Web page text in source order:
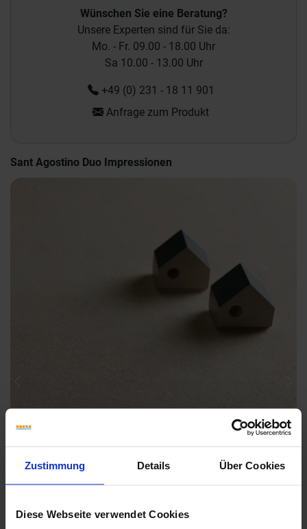
Zustimmung Details Über Cookies
Diese Webseite verwendet Cookies
Wünschen Sie eine Beratung?
Unsere Experten sind für Sie da:
Mo. - Fr. 09.00 - 18.00 Uhr
Sa 10.00 - 13.00 Uhr
+49 (0) 231 - 18 11 901
Anfrage zum Produkt
Sant Agostino Duo Impressionen
Previous